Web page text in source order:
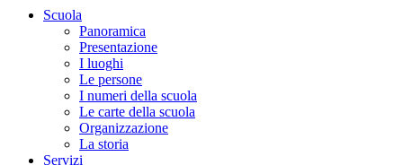
Scuola
Panoramica
Presentazione
I luoghi
Le persone
I numeri della scuola
Le carte della scuola
Organizzazione
La storia
Servizi